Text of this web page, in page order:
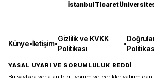
İstanbul Ticaret
Künye•İletişim•
Gizlilik ve KVKK
Politikası
•
YASAL UYARI VE SORUMLULUK REDDİ